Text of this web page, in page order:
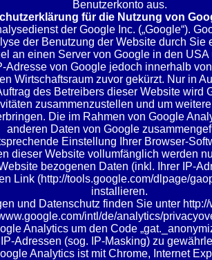
Benutzerkonto aus.
für die Nutzung von
der Google Inc. („Google“).
der Benutzung der Website durch
an einen Server von Google in den
Adresse von Google jedoch innerhalb
Wirtschaftsraum zuvor gekürzt. Nur in
des Betreibers dieser Website
zusammenzustellen und um
Die im Rahmen von Google
anderen Daten von Google
Einstellung Ihrer Browser-
dieser Website vollumfänglich werden
bezogenen Daten (inkl. Ihrer IP-
Link (http://tools.google.com/dlpage/
installieren.
und Datenschutz finden Sie unter
intl/de/analytics/
Analytics um den Code
IP-Adressen (sog. IP-Masking) zu
Analytics ist mit Chrome, Internet